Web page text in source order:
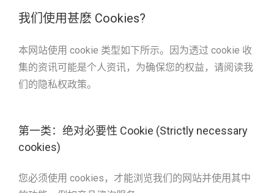
我们使用甚麽 Cookies?
本网站使用 cookie 类型如下所示。因为透过 cookie 收
集的资讯可能是个人资讯，为确保您的权益，请阅读我
们的隐私权政策。
第一类：绝对必要性 Cookie (Strictly necessary
cookies)
您必须使用 cookies，才能浏览我们的网站并使用其中